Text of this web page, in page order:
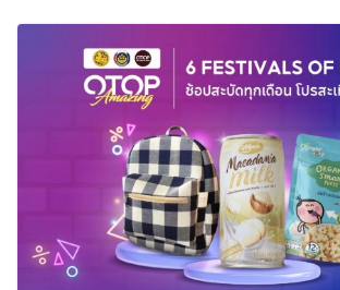
8.8 “ซูเลียน” รวมพลังนักธุรกิ
ประเทศ จัดประชุมใหญ่แห่งปี
“ดร.ปิยะวัฒน์” ถ่ายทอดวิสัยทั
พร้อมฟรีคอนเสิร์ต “โชค รถแ
AirAsia X SEE FAH พันธมิตรท
ยาวนานกว่า 20 ปี ต่อยอดเสิ
อร่อย ยกเมนูระดับตำนาน “ข้
ราชวงศ์” พุ่งทะยานสู่น่านฟ้า